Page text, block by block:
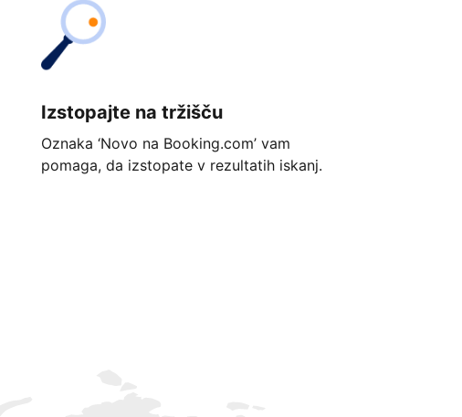
Izstopajte na tržišču
Oznaka ‘Novo na Booking.com’ vam
pomaga, da izstopate v rezultatih iskanj.